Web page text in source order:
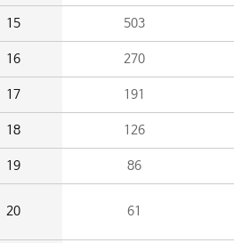
15 503
16 270
17 191
18 126
19 86
20 61